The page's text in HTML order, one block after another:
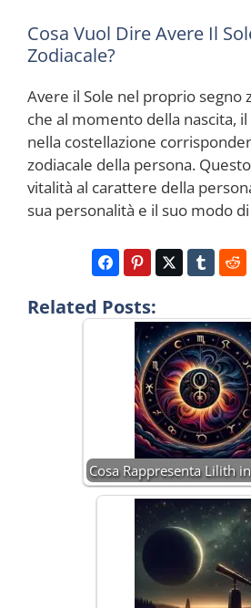
Cosa Vuol Dire Avere Il
Zodiacale?
Avere il Sole nel proprio segno
che al momento della nascita, il
nella costellazione
zodiacale della persona.
vitalità al carattere della
sua personalità e il suo modo
Related Posts:
Cosa Rappresenta Lilith